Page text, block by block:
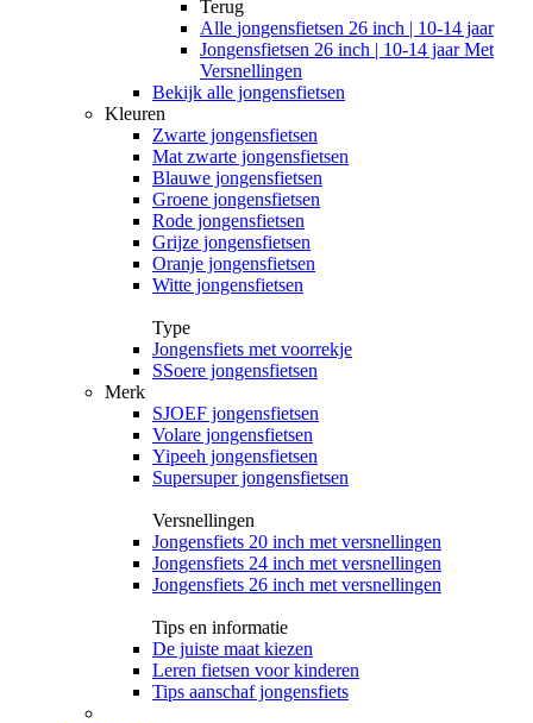
Terug
Alle jongensfietsen 26 inch | 10-14 jaar
Jongensfietsen 26 inch | 10-14 jaar Met
Versnellingen
Bekijk alle jongensfietsen
Kleuren
Zwarte jongensfietsen
Mat zwarte jongensfietsen
Blauwe jongensfietsen
Groene jongensfietsen
Rode jongensfietsen
Grijze jongensfietsen
Oranje jongensfietsen
Witte jongensfietsen
Type
Jongensfiets met voorrekje
SSoere jongensfietsen
Merk
SJOEF jongensfietsen
Volare jongensfietsen
Yipeeh jongensfietsen
Supersuper jongensfietsen
Versnellingen
Jongensfiets 20 inch met versnellingen
Jongensfiets 24 inch met versnellingen
Jongensfiets 26 inch met versnellingen
Tips en informatie
De juiste maat kiezen
Leren fietsen voor kinderen
Tips aanschaf jongensfiets